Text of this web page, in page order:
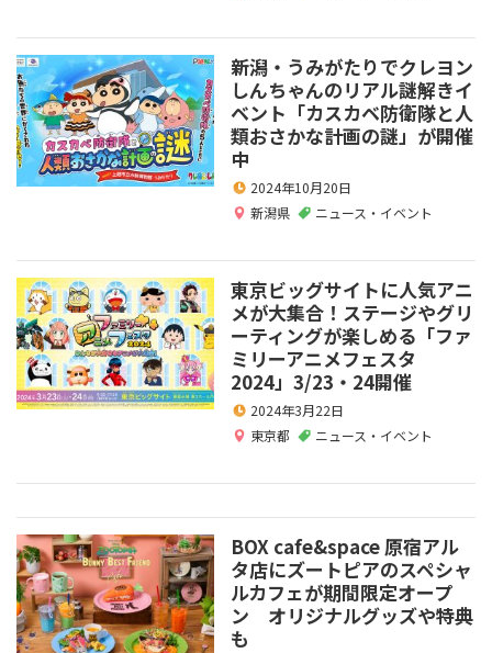
新潟・うみがたりでクレヨン
しんちゃんのリアル謎解きイ
ベント「カスカベ防衛隊と人
類おさかな計画の謎」が開催
中
2024年10月20日
新潟県
ニュース・イベント
東京ビッグサイトに人気アニ
メが大集合！ステージやグリ
ーティングが楽しめる「ファ
ミリーアニメフェスタ
2024」3/23・24開催
2024年3月22日
東京都
ニュース・イベント
BOX cafe&space 原宿アル
タ店にズートピアのスペシャ
ルカフェが期間限定オープ
ン オリジナルグッズや特典
も